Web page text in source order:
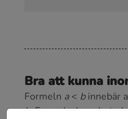
Bra att kunna
Formeln a< binnebär
b. Formelnb > a